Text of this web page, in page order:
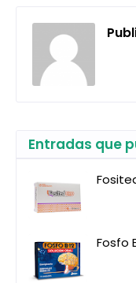
Entradas que
Fosfo